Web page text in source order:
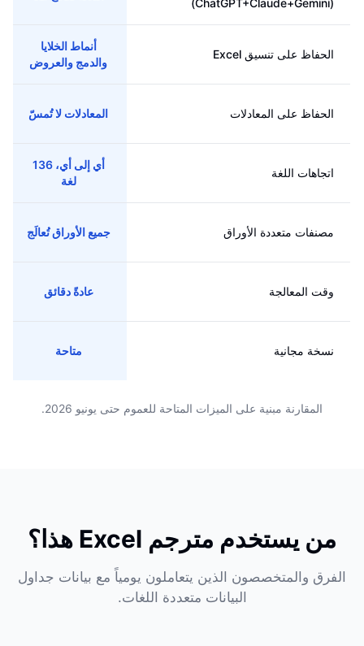
(ChatGPT+Claude+Gemini)
الحفاظ على تنسيق Excel
أنماط الخلايا
والدمج والعروض
الحفاظ على المعادلات المعادلات لا تُمسّ
اتجاهات اللغة
أي إلى أي، 136
لغة
مصنفات متعددة الأوراق جميع الأوراق تُعالَج
وقت المعالجة عادةً دقائق
نسخة مجانية متاحة
المقارنة مبنية على الميزات المتاحة للعموم حتى يونيو 2026.
من يستخدم مترجم Excel هذا؟
الفرق والمتخصصون الذين يتعاملون يومياً مع بيانات جداول
البيانات متعددة اللغات.